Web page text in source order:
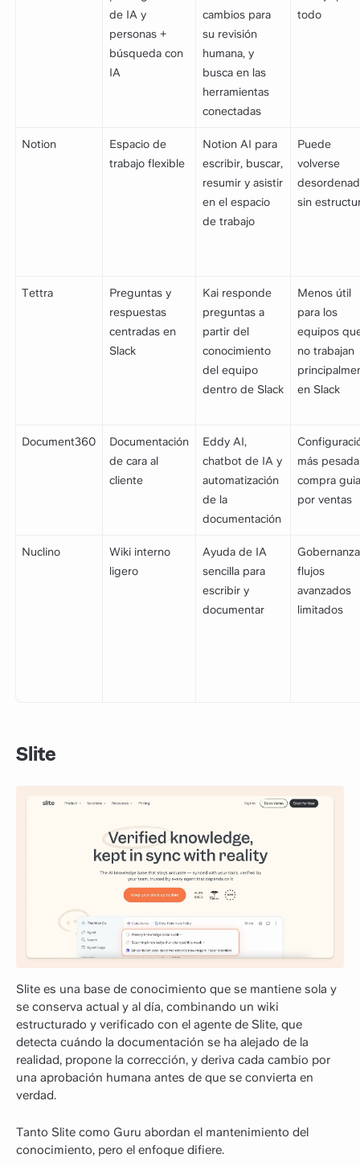
de IA y
personas +
búsqueda con
IA
cambios para
su revisión
humana, y
busca en las
herramientas
conectadas
todo
Notion
Espacio de
trabajo flexible
Notion AI para
escribir, buscar,
resumir y asistir
en el espacio
de trabajo
Puede
volverse
sin
Tettra
Preguntas y
respuestas
centradas en
Slack
Kai responde
preguntas a
partir del
conocimiento
del equipo
dentro de Slack
Menos útil
para los
equipos
no trabajan
en Slack
Document360
Documentación
de cara al
cliente
Eddy AI,
chatbot de IA y
automatización
de la
documentación
más
compra
por ventas
Nuclino
Wiki interno
ligero
Ayuda de IA
sencilla para
escribir y
documentar
flujos
avanzados
limitados
Slite
Slite es una base de conocimiento que se mantiene sola y
se conserva actual y al día, combinando un wiki
estructurado y verificado con el agente de Slite, que
detecta cuándo la documentación se ha alejado de la
realidad, propone la corrección, y deriva cada cambio por
una aprobación humana antes de que se convierta en
verdad.
Tanto Slite como Guru abordan el mantenimiento del
conocimiento, pero el enfoque difiere.